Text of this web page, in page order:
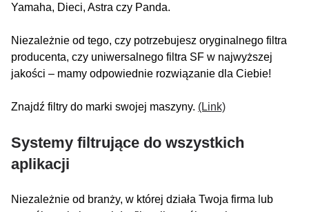
Yamaha, Dieci, Astra czy Panda.
Niezależnie od tego, czy potrzebujesz oryginalnego filtra
producenta, czy uniwersalnego filtra SF w najwyższej
jakości – mamy odpowiednie rozwiązanie dla Ciebie!
Znajdź filtry do marki swojej maszyny. (Link)
Systemy filtrujące do wszystkich
aplikacji
Niezależnie od branży, w której działa Twoja firma lub